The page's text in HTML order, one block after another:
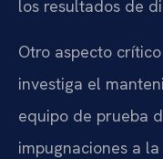
los resultados de
Otro aspecto
investiga el
equipo de prueba
impugnaciones a